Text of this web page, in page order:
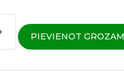
Roland
Biyougeneki
–
PIEVIENOT GROZAM